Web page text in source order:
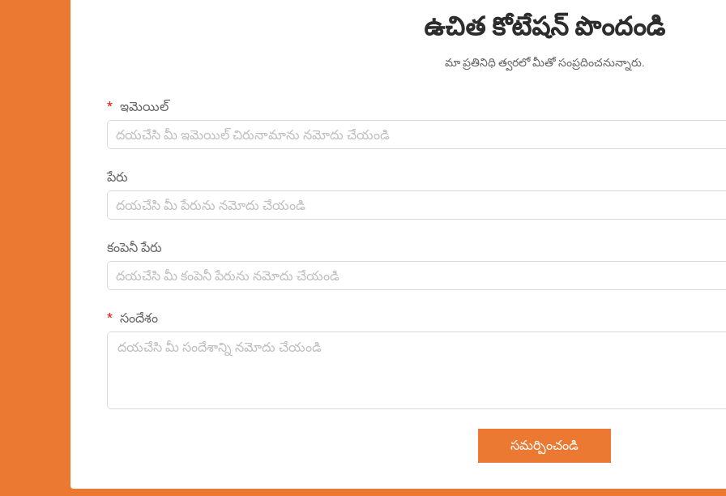
ఉచిత కోటేషన్ పొందండి
మా ప్రతినిధి త్వరలో మీతో సంప్రదించనున్నారు.
ఇమెయిల్
పేరు
కంపెనీ పేరు
సందేశం
సమర్పించండి